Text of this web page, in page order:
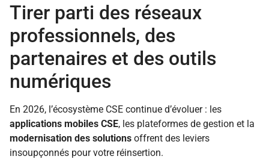
Tirer parti des réseaux
professionnels, des
partenaires et des outils
numériques
En 2026, l’écosystème CSE continue d’évoluer : les
applications mobiles CSE, les plateformes de gestion et la
modernisation des solutions offrent des leviers
insoupçonnés pour votre réinsertion.